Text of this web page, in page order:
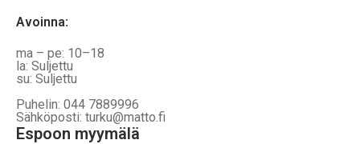
Avoinna:
ma – pe: 10–18
la: Suljettu
su: Suljettu
Puhelin: 044 7889996
Sähköposti: turku@matto.fi
Espoon myymälä